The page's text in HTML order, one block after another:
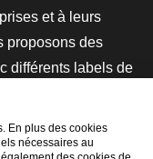
et à leurs
proposons des
différents labels de
notre propre
En plus des cookies
nécessaires au